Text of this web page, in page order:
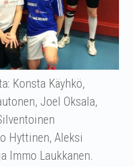
Konsta Käyhkö,
Joel Oksala,
Hyttinen, Aleksi
Immo Laukkanen.